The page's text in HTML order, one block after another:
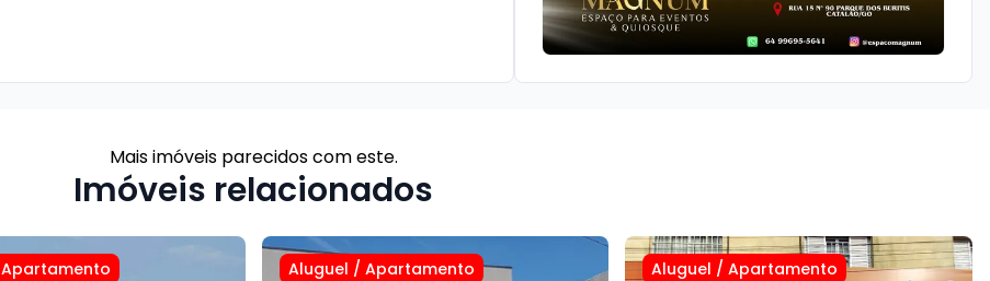
Mais imóveis parecidos com este.
Imóveis relacionados
Apartamento Aluguel / Apartamento Aluguel /Apartamento